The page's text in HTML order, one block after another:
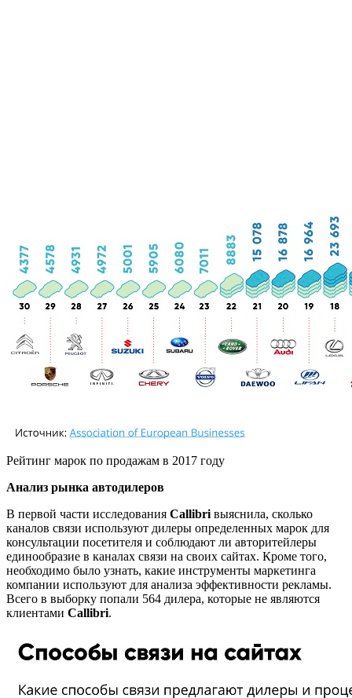
Рейтинг марок по продажам в 2017 году
Анализ рынка автодилеров
В первой части исследования Callibri выяснила, сколько
каналов связи используют дилеры определенных марок для
консультации посетителя и соблюдают ли авторитейлеры
единообразие в каналах связи на своих сайтах. Кроме того,
необходимо было узнать, какие инструменты маркетинга
компании используют для анализа эффективности рекламы.
Всего в выборку попали 564 дилера, которые не являются
клиентами Callibri.